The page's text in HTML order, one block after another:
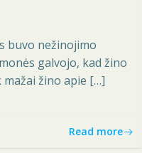
buvo nežinojimo
galvojo, kad žino
mažai žino apie […]
Read more